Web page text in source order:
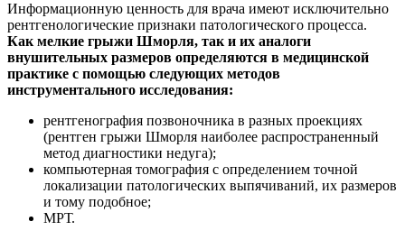
Информационную ценность для врача имеют исключительно
рентгенологические признаки патологического процесса.
Как мелкие грыжи Шморля, так и их аналоги
внушительных размеров определяются в медицинской
практике с помощью следующих методов
инструментального исследования:
рентгенография позвоночника в разных проекциях
(рентген грыжи Шморля наиболее распространенный
метод диагностики недуга);
компьютерная томография с определением точной
локализации патологических выпячиваний, их размеров
и тому подобное;
МРТ.